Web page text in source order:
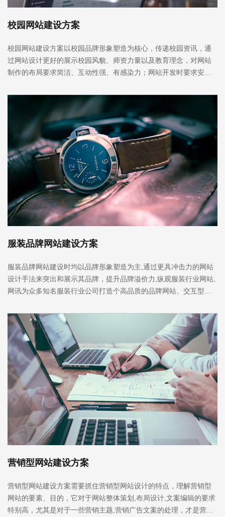
校园网站建设方案
校园网站建设方案以校园品牌形象塑造为核心，传递校园资讯，通
过网站设计更好的展示校园风貌、师资力量以及教育理念，对网站
制作的布局要求简洁、互动性强、有感染力；网站开发时要求安
服装品牌网站建设方案
服装品牌网站建设时均以品牌形象塑造为主,通过更具冲击力的网站
设计手法来突出和展示其品牌，提升品牌溢价力,纵观服装行业网站,
网讯为众多知名服装行业公司打造个高品质的品牌网站、交互型网
营销型网站建设方案
营销型网站建设方案需要抓住营销型网站设计的特点，理解营销型
网站的要素、目的，它对于网站整体策划,布局设计,文案编辑的要求
特别高，尤其是对于一些营销主题,营销广告文案的处理，才是营销